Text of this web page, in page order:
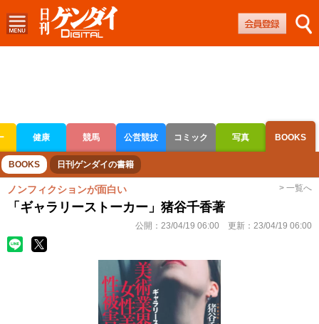
健康 競馬 公営競技 コミック 写真 BOOKS
ボートレース 競輪 オートレース
BOOKS 日刊ゲンダイの書籍
ノンフィクションが面白い > 一覧へ
「ギャラリーストーカー」猪谷千香著
公開： 23/04/19 06:00 更新： 23/04/19 06:00